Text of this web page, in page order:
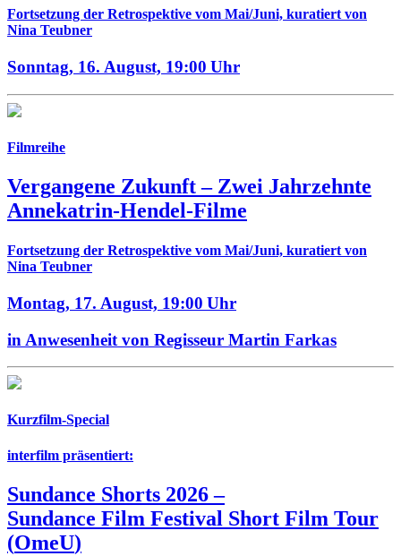
Fortsetzung der Retrospektive vom Mai/Juni, kuratiert von
Nina Teubner
Sonntag, 16. August, 19:00 Uhr
Filmreihe
Vergangene Zukunft – Zwei Jahrzehnte
Annekatrin-Hendel-Filme
Fortsetzung der Retrospektive vom Mai/Juni, kuratiert von
Nina Teubner
Montag, 17. August, 19:00 Uhr
in Anwesenheit von Regisseur Martin Farkas
Kurzfilm-Special
interfilm präsentiert:
Sundance Shorts 2026–
Sundance Film Festival Short Film Tour
(OmeU)